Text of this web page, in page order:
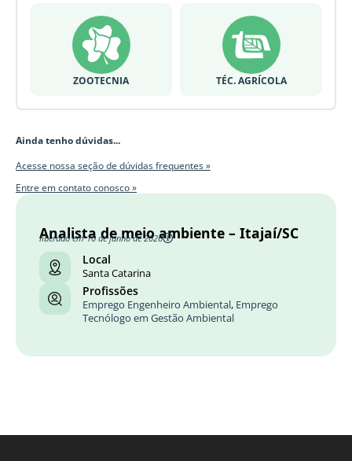
ZOOTECNIA TÉC. AGRÍCOLA
Ainda tenho dúvidas...
Acesse nossa seção de dúvidas frequentes »
Entre em contato conosco »
Analista de meio ambiente – Itajaí/SC
liberado em 10 de junho de 2026
Local
Santa Catarina
Profissões
Emprego Engenheiro Ambiental, Emprego
Tecnólogo em Gestão Ambiental